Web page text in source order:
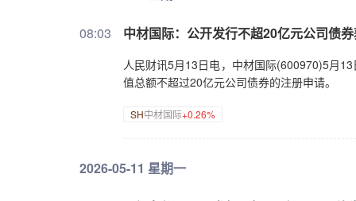
08:03 中材国际：公开发行不超20亿元公司债
人民财讯5月13日电，中材国际(600970)5月
值总额不超过20亿元公司债券的注册申请。
SH中材国际+0.26%
2026-05-11 星期一